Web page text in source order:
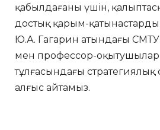
қабылдағаны үшін,
достық қарым-қатынастарды
Ю.А. Гагарин атындағы
мен профессор-оқытушылар
тұлғасындағы стратегиялық
алғыс айтамыз.